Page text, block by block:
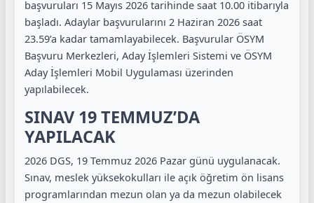
başvuruları 15 Mayıs 2026 tarihinde saat 10.00 itibarıyla
başladı. Adaylar başvurularını 2 Haziran 2026 saat
23.59’a kadar tamamlayabilecek. Başvurular ÖSYM
Başvuru Merkezleri, Aday İşlemleri Sistemi ve ÖSYM
Aday İşlemleri Mobil Uygulaması üzerinden
yapılabilecek.
SINAV 19 TEMMUZ’DA
YAPILACAK
2026 DGS, 19 Temmuz 2026 Pazar günü uygulanacak.
Sınav, meslek yüksekokulları ile açık öğretim ön lisans
programlarından mezun olan ya da mezun olabilecek